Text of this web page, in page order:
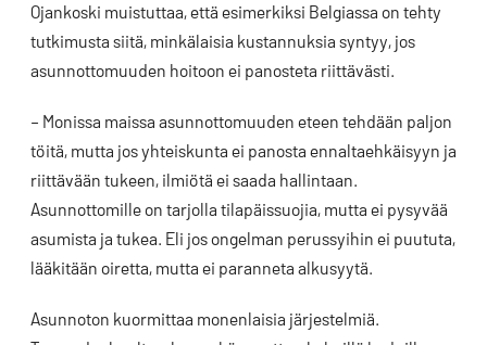
Ojankoski muistuttaa, että esimerkiksi Belgiassa on tehty
tutkimusta siitä, minkälaisia kustannuksia syntyy, jos
asunnottomuuden hoitoon ei panosteta riittävästi.
– Monissa maissa asunnottomuuden eteen tehdään paljon
töitä, mutta jos yhteiskunta ei panosta ennaltaehkäisyyn ja
riittävään tukeen, ilmiötä ei saada hallintaan.
Asunnottomille on tarjolla tilapäissuojia, mutta ei pysyvää
asumista ja tukea. Eli jos ongelman perussyihin ei puututa,
lääkitään oiretta, mutta ei paranneta alkusyytä.
Asunnoton kuormittaa monenlaisia järjestelmiä.